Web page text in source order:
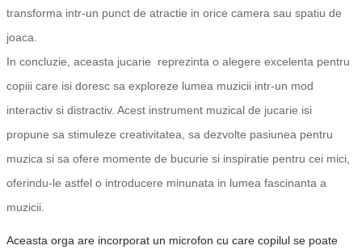
transforma intr-un punct de atractie in orice camera sau spatiu de
joaca.
In concluzie, aceasta jucarie reprezinta o alegere excelenta pentru
copiii care isi doresc sa exploreze lumea muzicii intr-un mod
interactiv si distractiv. Acest instrument muzical de jucarie isi
propune sa stimuleze creativitatea, sa dezvolte pasiunea pentru
muzica si sa ofere momente de bucurie si inspiratie pentru cei mici,
oferindu-le astfel o introducere minunata in lumea fascinanta a
muzicii.
Aceasta orga are incorporat un microfon cu care copilul se poate